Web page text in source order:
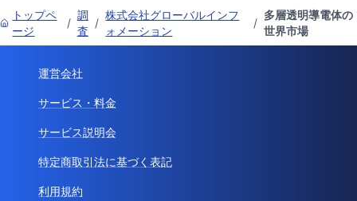
トップペ
ージ
/
調
査
/
株式会社グローバルインフ
ォメーション
/
多層透明導電体の
世界市場
運営会社
サービス・料金
サービス説明会
特定商取引法に基づく表記
利用規約